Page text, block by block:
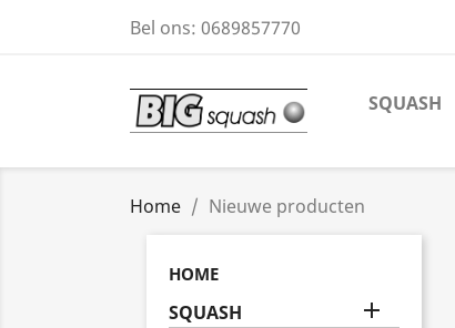
Bel ons: 0689857770
SQUASH
Home Nieuwe producten
HOME
SQUASH 